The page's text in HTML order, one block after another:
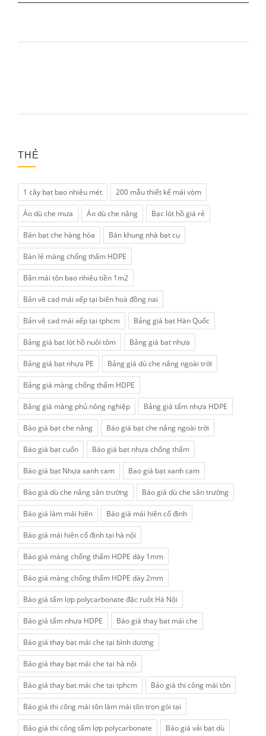
THẺ
1 cây bạt bao nhiêu mét 200 mẫu thiết kế mái vòm
Áo dù che mưa Áo dù che nắng Bạc lót hồ giá rẻ
Bán bạt che hàng hóa Bán khung nhà bạt cụ
Bán lẻ màng chống thấm HDPE
Bắn mái tôn bao nhiêu tiền 1m2
Bản vẽ cad mái xếp tại biên hoà đồng nai
Bản vẽ cad mái xếp tại tphcm Bảng giá bạt Hàn Quốc
Bảng giá bạt lót hồ nuôi tôm Bảng giá bạt nhựa
Bảng giá bạt nhựa PE Bảng giá dù che nắng ngoài trời
Bảng giá màng chống thấm HDPE
Bằng giá màng phủ nông nghiệp Bảng giá tấm nhựa HDPE
Báo giá bạt che nắng Báo giá bạt che nắng ngoài trời
Báo giá bạt cuốn Báo giá bạt nhựa chống thấm
Báo giá bạt Nhựa xanh cam Bao giá bạt xanh cam
Báo giá dù che nắng sân trường Báo giá dù che sân trường
Báo giá làm mái hiên Báo giá mái hiên cố định
Báo giá mái hiên cố định tại hà nội
Báo giá màng chống thấm HDPE dày 1mm
Báo giá màng chống thấm HDPE dày 2mm
Báo giá tấm lợp polycarbonate đặc ruột Hà Nội
Báo giá tấm nhựa HDPE Báo giá thay bạt mái che
Báo giá thay bạt mái che tại bình dương
Báo giá thay bạt mái che tại hà nội
Báo giá thay bạt mái che tại tphcm Báo giá thi công mái tôn
Báo giá thi công mái tôn làm mái tôn trọn gói tại
Báo giá thi công tấm lợp polycarbonate Báo giá vải bạt dù